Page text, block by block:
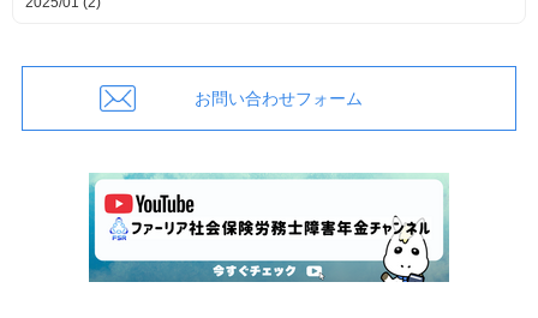
お問い合わせフォーム